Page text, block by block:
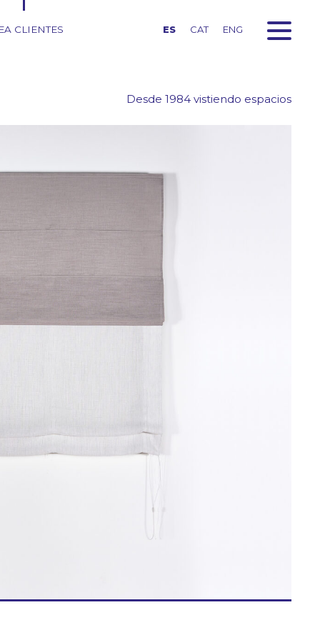
ES CAT ENG
Desde 1984 vistiendo espacios
CLIENTES